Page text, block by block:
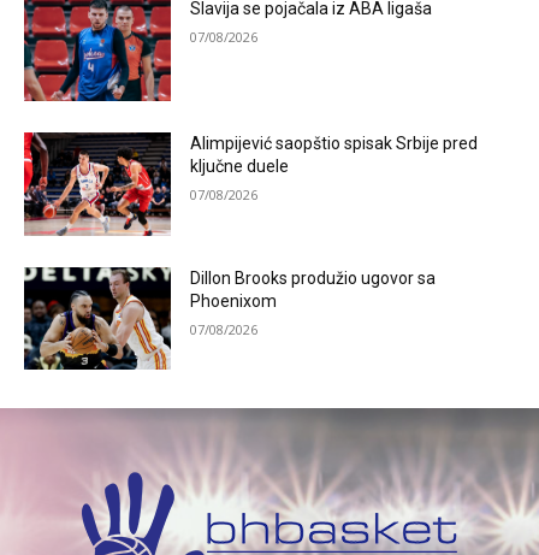
Slavija se pojačala iz ABA ligaša
07/08/2026
Alimpijević saopštio spisak Srbije pred
ključne duele
07/08/2026
Dillon Brooks produžio ugovor sa
Phoenixom
07/08/2026